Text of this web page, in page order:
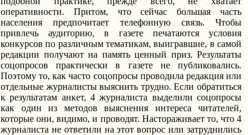
оперативности. Притом, что сейчас большая часть
населения предпочитает телефонную связь. Чтобы
привлечь аудиторию, в газете печатаются условия
конкурсов по различным тематикам, выигравшие, в самой
редакции получают на память ценный приз. Результаты
соцопросов практически в газете не публиковались.
Поэтому то, как часто соцопросы проводила редакция или
отдельные журналисты выяснить трудно. Если обратиться
к результатам анкет, 4 журналиста выделили соцопросы
как один из методов выяснения интереса читателей,
которые они, видимо, и проводят. Настораживает то, что 4
журналиста не ответили на этот вопрос или затруднились